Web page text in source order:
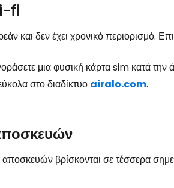
fi
και δεν έχει χρονικό περιορισμό.
μια φυσική κάρτα sim κατά
στο διαδίκτυο airalo.com.
βρίσκονται σε τέσσερα